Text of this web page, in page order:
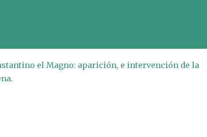
el Magno: aparición, e intervención de la